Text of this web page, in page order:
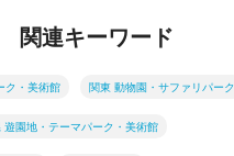
関連キーワード
ク・美術館 関東 動物園・サファリパーク
遊園地・テーマパーク・美術館